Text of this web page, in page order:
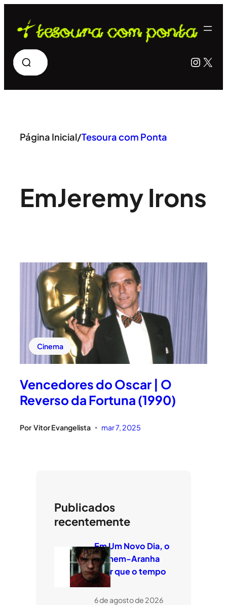
para
conteúdo
Pesquisar X
Página Inicial/Tesoura com Ponta
EmJeremy Irons
Cinema
Vencedores do Oscar | O
Reverso da Fortuna (1990)
Por Vitor Evangelista • mar 7, 2025
Publicados
recentemente
Em Um Novo Dia, o
Homem-Aranha
quer que o tempo
voe
6 de agosto de 2026